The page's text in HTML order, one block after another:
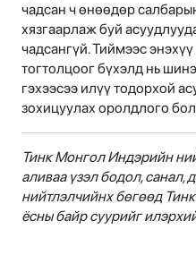
чадсан ч өнөөдөр
хязгаарлаж буй
чадсангүй. Тиймээс
тогтолцоог бүхэлд нь
гэхээсээ илүү тодорхой
зохицуулах оролдлого
Тинк Монгол Индэрийн
аливаа үзэл бодол, санал,
нийтлэлчийнх бөгөөд
ёсны байр суурийг